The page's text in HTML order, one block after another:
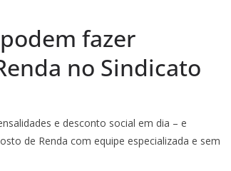
fazer
no Sindicato
e desconto social em dia – e
de Renda com equipe especializada e sem